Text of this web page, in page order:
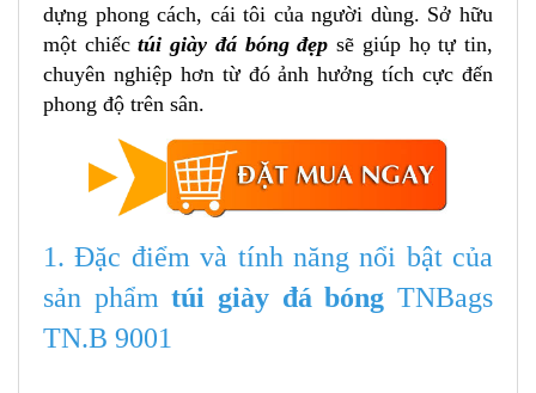
dựng phong cách, cái tôi của người dùng. Sở hữu
một chiếctúi giày đá bóng đẹp sẽ giúp họ tự tin,
chuyên nghiệp hơn từ đó ảnh hưởng tích cực đến
phong độ trên sân.
1. Đặc điểm và tính năng nổi bật của
sản phẩmtúi giày đá bóngTNBags
TN.B 9001